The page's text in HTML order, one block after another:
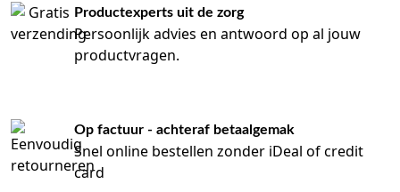
Productexperts uit de zorg
Persoonlijk advies en antwoord op al jouw
productvragen.
Op factuur - achteraf betaalgemak
Snel online bestellen zonder iDeal of credit
card